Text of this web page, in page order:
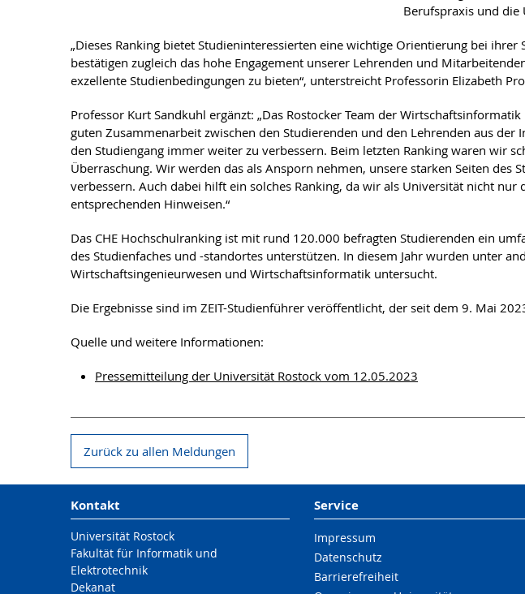
Berufspraxis und die
„Dieses Ranking bietet Studieninteressierten eine wichtige Orientierung bei
bestätigen zugleich das hohe Engagement unserer Lehrenden und
exzellente Studienbedingungen zu bieten“, unterstreicht Professorin Elizabeth
Professor Kurt Sandkuhl ergänzt: „Das Rostocker Team der
guten Zusammenarbeit zwischen den Studierenden und den Lehrenden aus
den Studiengang immer weiter zu verbessern. Beim letzten Ranking waren wir
Überraschung. Wir werden das als Ansporn nehmen, unsere starken Seiten
verbessern. Auch dabei hilft ein solches Ranking, da wir als Universität nicht
entsprechenden Hinweisen.“
Das CHE Hochschulranking ist mit rund 120.000 befragten Studierenden ein
des Studienfaches und -standortes unterstützen. In diesem Jahr wurden unter
Wirtschaftsingenieurwesen und Wirtschaftsinformatik untersucht.
Die Ergebnisse sind im ZEIT-Studienführer veröffentlicht, der seit dem 9. Mai
Quelle und weitere Informationen:
Pressemitteilung der Universität Rostock vom 12.05.2023
Zurück zu allen Meldungen
Kontakt
Universität Rostock
Fakultät für Informatik und
Elektrotechnik
Dekanat
Service
Impressum
Datenschutz
Barrierefreiheit